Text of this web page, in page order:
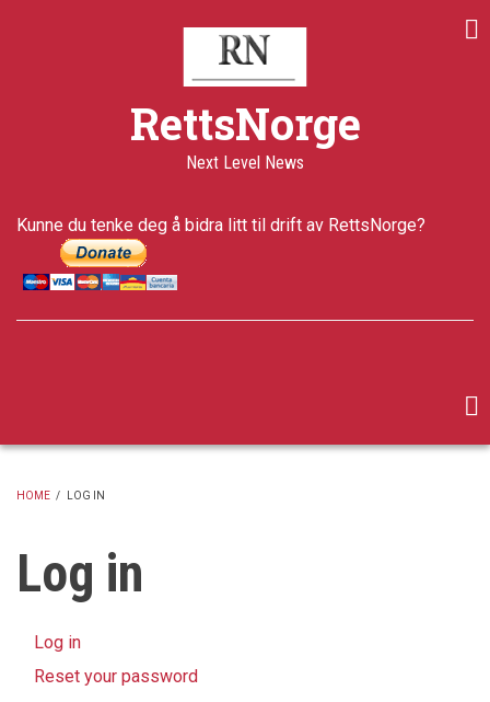
RettsNorge
Next Level News
Kunne du tenke deg å bidra litt til drift av RettsNorge?
HOME / LOG IN
Log in
Primary
Log in
tab)
Reset your password